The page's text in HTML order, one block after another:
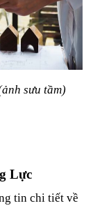
sưu tầm)
Lực
tin chi tiết về